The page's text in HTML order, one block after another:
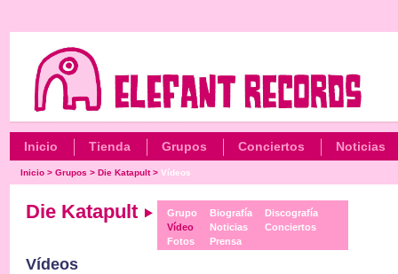
Inicio Tienda Grupos Conciertos Noticias
Inicio >Grupos >Die Katapult>Vídeos
Die Katapult
Grupo
Vídeo
Fotos
Biografía
Noticias
Prensa
Discografía
Conciertos
Vídeos